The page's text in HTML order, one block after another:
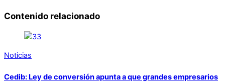
Contenido relacionado
Noticias
Cedib: Ley de conversión apunta a que grandes empresarios